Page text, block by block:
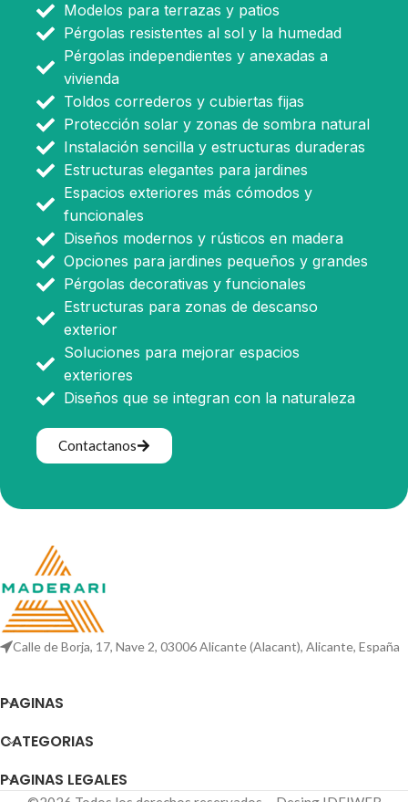
Modelos para terrazas y patios
Pérgolas resistentes al sol y la humedad
Pérgolas independientes y anexadas a
vivienda
Toldos correderos y cubiertas fijas
Protección solar y zonas de sombra natural
Instalación sencilla y estructuras duraderas
Estructuras elegantes para jardines
Espacios exteriores más cómodos y
funcionales
Diseños modernos y rústicos en madera
Opciones para jardines pequeños y grandes
Pérgolas decorativas y funcionales
Estructuras para zonas de descanso
exterior
Soluciones para mejorar espacios
exteriores
Diseños que se integran con la naturaleza
Contactanos
Calle de Borja, 17, Nave 2, 03006 Alicante (Alacant), Alicante, España
PAGINAS
CATEGORIAS
PAGINAS LEGALES